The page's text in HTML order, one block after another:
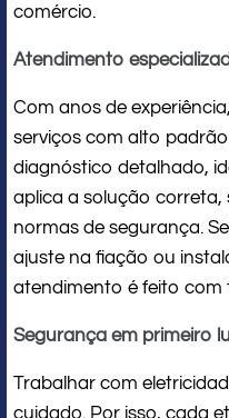
comércio.
Atendimento
Com anos de
serviços com alto
diagnóstico detalhado,
aplica a solução correta,
normas de segurança.
ajuste na fiação ou
atendimento é feito com
Segurança em primeiro
Trabalhar com
cuidado. Por isso, cada